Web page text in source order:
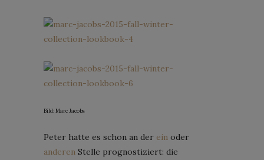
Bild: Marc Jacobs
Peter hatte es schon an der ein oder
anderen Stelle prognostiziert: die